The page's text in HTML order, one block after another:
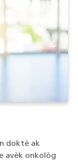
doktè ak
avèk onkològ